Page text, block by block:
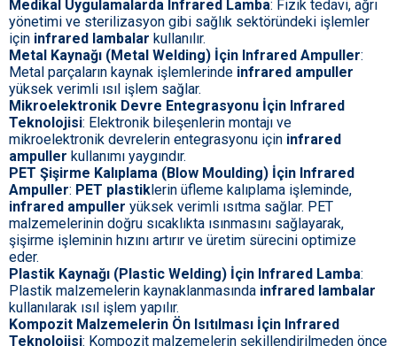
Medikal Uygulamalarda Infrared Lamba: Fizik tedavi, ağrı
yönetimi ve sterilizasyon gibi sağlık sektöründeki işlemler
için infrared lambalar kullanılır.
Metal Kaynağı (Metal Welding) İçin Infrared Ampuller:
Metal parçaların kaynak işlemlerinde infrared ampuller
yüksek verimli ısıl işlem sağlar.
Mikroelektronik Devre Entegrasyonu İçin Infrared
Teknolojisi: Elektronik bileşenlerin montajı ve
mikroelektronik devrelerin entegrasyonu için infrared
ampuller kullanımı yaygındır.
PET Şişirme Kalıplama (Blow Moulding) İçin Infrared
Ampuller: PET plastiklerin üfleme kalıplama işleminde,
infrared ampuller yüksek verimli ısıtma sağlar. PET
malzemelerinin doğru sıcaklıkta ısınmasını sağlayarak,
şişirme işleminin hızını artırır ve üretim sürecini optimize
eder.
Plastik Kaynağı (Plastic Welding) İçin Infrared Lamba:
Plastik malzemelerin kaynaklanmasında infrared lambalar
kullanılarak ısıl işlem yapılır.
Kompozit Malzemelerin Ön Isıtılması İçin Infrared
Teknolojisi: Kompozit malzemelerin şekillendirilmeden önce